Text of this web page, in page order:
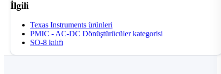
İlgili
Texas Instruments ürünleri
PMIC - AC-DC Dönüştürücüler kategorisi
SO-8 kılıfı